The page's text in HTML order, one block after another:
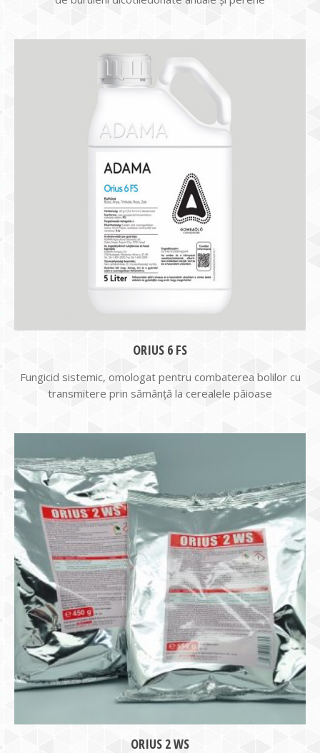
ORIUS 6 FS
Fungicid sistemic, omologat pentru combaterea bolilor cu
transmitere prin sămânţă la cerealele păioase
ORIUS 2 WS